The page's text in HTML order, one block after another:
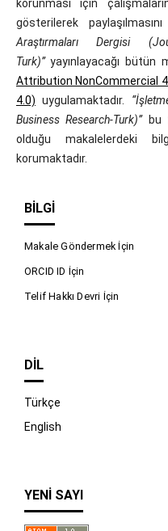
korunması için
gösterilerek
Araştırmaları Dergisi
Turk)”yayınlayacağı bütün
Attribution NonCommercial
4.0) uygulamaktadır.
Business Research-Turk)”bu
olduğu makalelerdeki
korumaktadır.
BILGI
Makale Göndermek İçin
ORCID ID İçin
Telif Hakkı Devri İçin
DIL
Türkçe
English
YENI SAYI